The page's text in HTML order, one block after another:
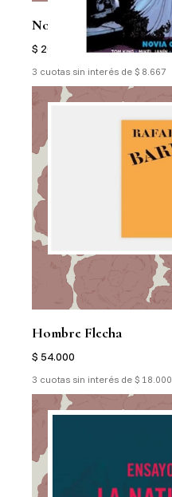
Novia O Ladrona
$ 26.000
3 cuotas sin interés de $ 8.667
Hombre Flecha
$ 54.000
3 cuotas sin interés de $ 18.000